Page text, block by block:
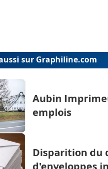
sur Graphiline.com
Aubin
emplois
Disparition du
d'enveloppes